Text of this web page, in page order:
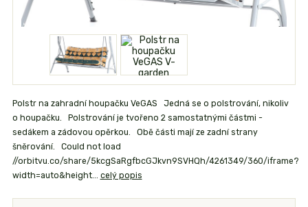
Polstr na zahradní houpačku VeGAS Jedná se o polstrování, nikoliv
o houpačku. Polstrování je tvořeno 2 samostatnými částmi -
sedákem a zádovou opěrkou. Obě části mají ze zadní strany
šněrování. Could not load
//orbitvu.co/share/5kcgSaRgfbcGJkvn9SVHQh/4261349/360/iframe?
width=auto&height... celý popis